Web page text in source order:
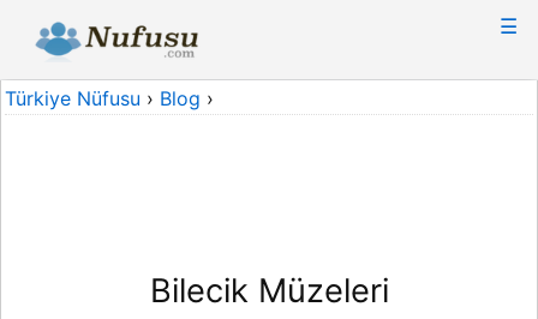
☰
Türkiye Nüfusu › Blog ›
Bilecik Müzeleri